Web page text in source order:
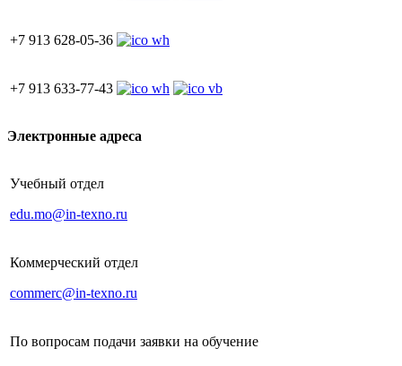
+7 913 628-05-36
+7 913 633-77-43
Электронные адреса
Учебный отдел
edu.mo@in-texno.ru
Коммерческий отдел
commerc@in-texno.ru
По вопросам подачи заявки на обучение